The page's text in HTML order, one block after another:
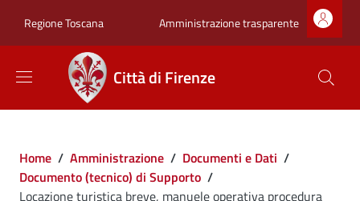
Regione Toscana Zona superiore
Amministrazione trasparente
Città di Firenze
Briciole di pane
Home / Amministrazione / Documenti e Dati /
Documento (tecnico) di Supporto /
Locazione turistica breve, manuele operativa procedura